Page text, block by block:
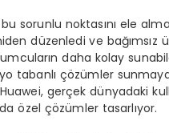
sorunlu noktasını ele
düzenledi ve bağımsız
daha kolay
tabanlı çözümler
gerçek dünyadaki
özel çözümler tasarlıyor.